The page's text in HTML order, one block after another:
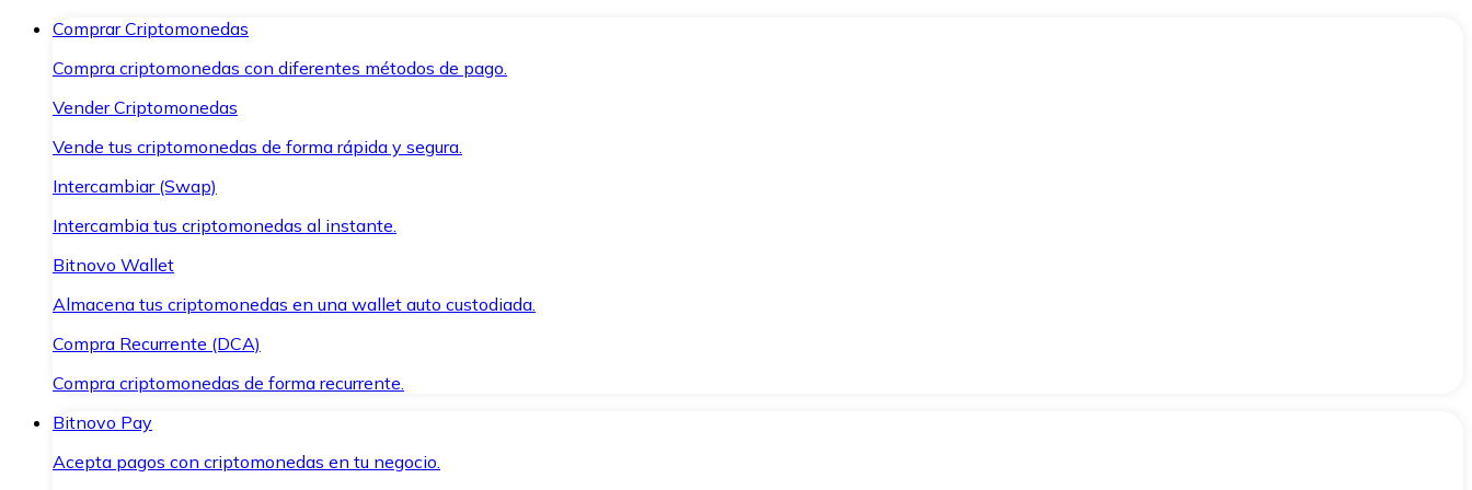
Comprar Criptomonedas
Compra criptomonedas con diferentes métodos de pago.
Vender Criptomonedas
Vende tus criptomonedas de forma rápida y segura.
Intercambiar (Swap)
Intercambia tus criptomonedas al instante.
Bitnovo Wallet
Almacena tus criptomonedas en una wallet auto custodiada.
Compra Recurrente (DCA)
Compra criptomonedas de forma recurrente.
Bitnovo Pay
Acepta pagos con criptomonedas en tu negocio.